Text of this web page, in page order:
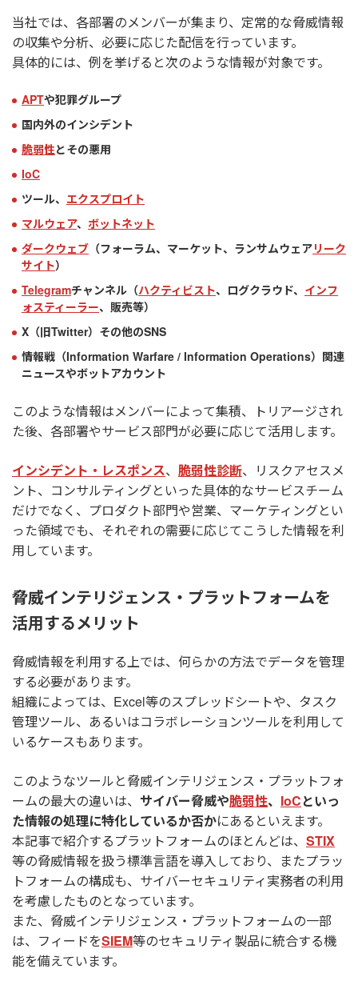
当社では、各部署のメンバーが集まり、定常的な脅威情報
の収集や分析、必要に応じた配信を行っています。
具体的には、例を挙げると次のような情報が対象です。
APTや犯罪グループ
国内外のインシデント
脆弱性とその悪用
IoC
ツール、 エクスプロイト
マルウェア、 ボットネット
ダークウェブ （フォーラム、マーケット、ランサムウェアリーク
サイト）
Telegramチャンネル（ハクティビスト、ログクラウド、 インフ
ォスティーラー、販売等）
X（旧Twitter）その他のSNS
情報戦（Information Warfare / Information Operations）関連
ニュースやボットアカウント
このような情報はメンバーによって集積、トリアージされ
た後、各部署やサービス部門が必要に応じて活用します。
インシデント・レスポンス、 脆弱性診断、リスクアセスメ
ント、コンサルティングといった具体的なサービスチーム
だけでなく、プロダクト部門や営業、マーケティングとい
った領域でも、それぞれの需要に応じてこうした情報を利
用しています。
脅威インテリジェンス・プラットフォームを
活用するメリット
脅威情報を利用する上では、何らかの方法でデータを管理
する必要があります。
組織によっては、Excel等のスプレッドシートや、タスク
管理ツール、あるいはコラボレーションツールを利用して
いるケースもあります。
このようなツールと脅威インテリジェンス・プラットフォ
ームの最大の違いは、 サイバー脅威や脆弱性、 IoCといっ
た情報の処理に特化しているか否かにあるといえます。
本記事で紹介するプラットフォームのほとんどは、 STIX
等の脅威情報を扱う標準言語を導入しており、またプラッ
トフォームの構成も、サイバーセキュリティ実務者の利用
を考慮したものとなっています。
また、脅威インテリジェンス・プラットフォームの一部
は、フィードをSIEM等のセキュリティ製品に統合する機
能を備えています。